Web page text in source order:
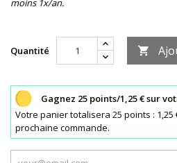
Quantité 
Gagnez 25 points/1,25 € sur
Votre panier totalisera 25 points :
prochaine commande.